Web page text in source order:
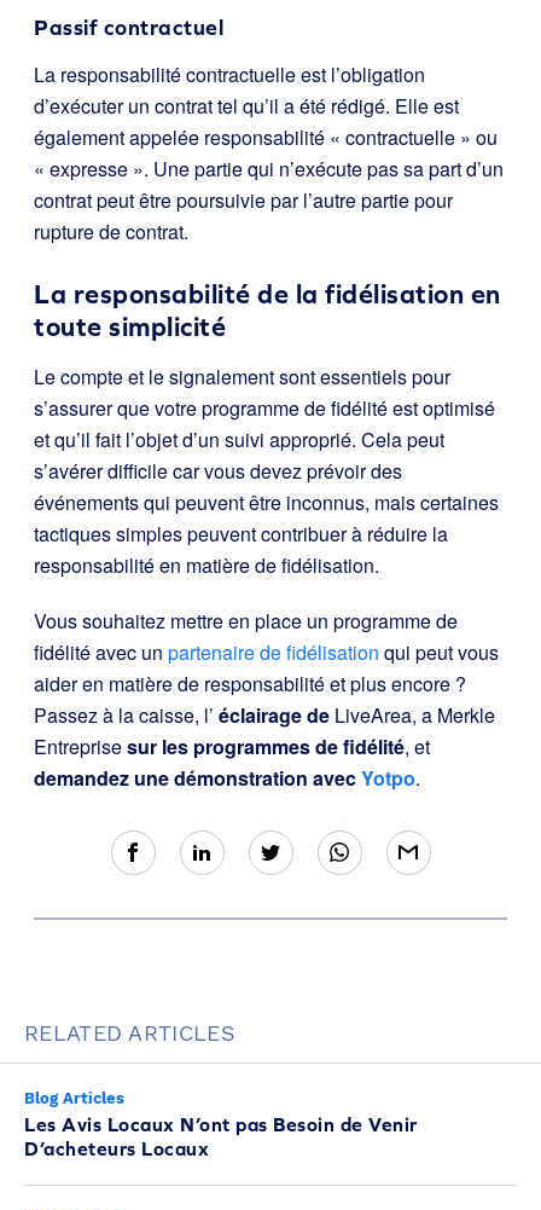
Passif contractuel
La responsabilité contractuelle est l’obligation
d’exécuter un contrat tel qu’il a été rédigé. Elle est
également appelée responsabilité « contractuelle » ou
« expresse ». Une partie qui n’exécute pas sa part d’un
contrat peut être poursuivie par l’autre partie pour
rupture de contrat.
La responsabilité de la fidélisation en
toute simplicité
Le compte et le signalement sont essentiels pour
s’assurer que votre programme de fidélité est optimisé
et qu’il fait l’objet d’un suivi approprié. Cela peut
s’avérer difficile car vous devez prévoir des
événements qui peuvent être inconnus, mais certaines
tactiques simples peuvent contribuer à réduire la
responsabilité en matière de fidélisation.
Vous souhaitez mettre en place un programme de
fidélité avec un partenaire de fidélisation qui peut vous
aider en matière de responsabilité et plus encore ?
Passez à la caisse, l’ éclairage de LiveArea, a Merkle
Entreprisesur les programmes de fidélité, et
demandez une démonstration avecYotpo.
RELATED ARTICLES
Blog Articles
Les Avis Locaux N’ont pas Besoin de Venir
D’acheteurs Locaux